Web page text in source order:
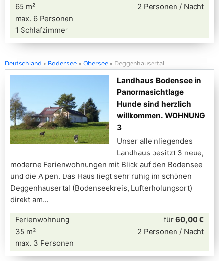
65 m²
max. 6 Personen
1 Schlafzimmer
2 Personen / Nacht
Deutschland Bodensee Obersee Deggenhausertal
Landhaus Bodensee in
Panormasichtlage
Hunde sind herzlich
willkommen. WOHNUNG
3
Unser alleinliegendes
Landhaus besitzt 3 neue,
moderne Ferienwohnungen mit Blick auf den Bodensee
und die Alpen. Das Haus liegt sehr ruhig im schönen
Deggenhausertal (Bodenseekreis, Lufterholungsort)
direkt am
Ferienwohnung
35 m²
max. 3 Personen
für 60,00 €
2 Personen / Nacht